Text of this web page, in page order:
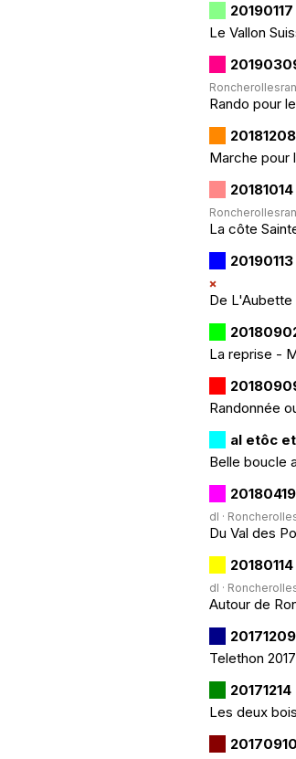
Le Vallon
Rando pour
Marche pour
La côte
De L'Aubette
La reprise -
Randonnée
al etôc
Belle boucle
dl ·
Du Val des
dl ·
Autour de
Telethon
Les deux